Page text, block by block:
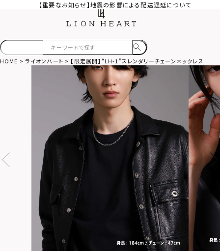
【重要なお知らせ】地震の影響による配送遅延について
HOME ライオンハート 【限定展開】“LH-1”スレンダリーチェーンネックレス（フ